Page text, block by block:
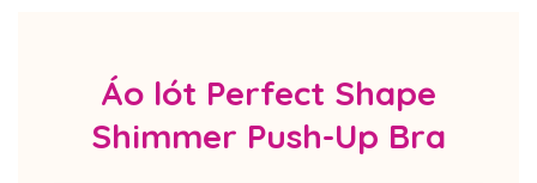
Áo lót Perfect Shape
Shimmer Push-Up Bra